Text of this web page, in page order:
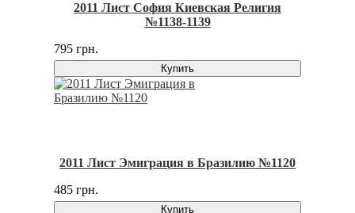
2011 Лист София Киевская Религия
№1138-1139
795 грн.
Купить
2011 Лист Эмиграция в Бразилию №1120
485 грн.
Купить